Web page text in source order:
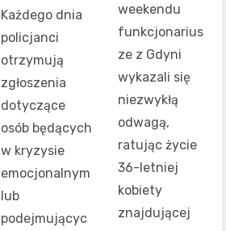
Każdego dnia
policjanci
otrzymują
zgłoszenia
dotyczące
osób będących
w kryzysie
emocjonalnym
lub
podejmującyc
weekendu
funkcjonarius
ze z Gdyni
wykazali się
niezwykłą
odwagą,
ratując życie
36-letniej
kobiety
znajdującej